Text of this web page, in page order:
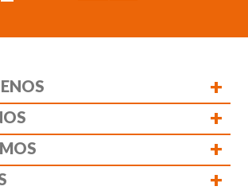
+
+
+
+